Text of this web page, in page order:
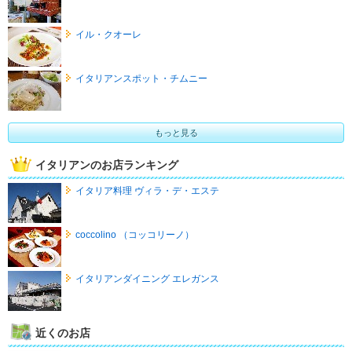
イル・クオーレ
イタリアンスポット・チムニー
もっと見る
イタリアンのお店ランキング
イタリア料理 ヴィラ・デ・エステ
coccolino （コッコリーノ）
イタリアンダイニング エレガンス
近くのお店